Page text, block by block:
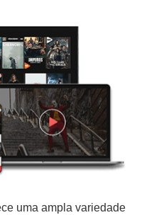
uma ampla variedade